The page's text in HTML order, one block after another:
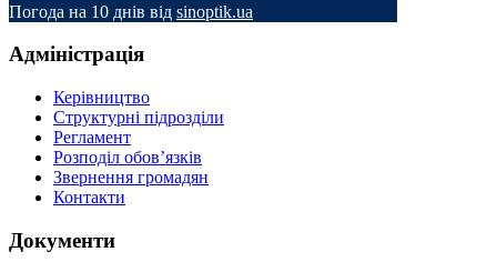
Погода на 10 днів від sinoptik.ua
Адміністрація
Керівництво
Структурні підрозділи
Регламент
Розподіл обов’язків
Звернення громадян
Контакти
Документи